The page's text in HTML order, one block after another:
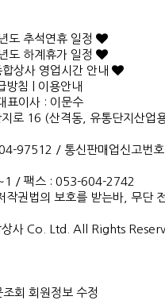
도 추석연휴 일정
도 하계휴가 일정
상사 영업시간 안내
방침
이용안내
표이사 : 이문수
로 16 (산격동, 유통단지산업
97512 / 통신판매업신고번
/ 팩스 : 053-604-2742
작권법의 보호를 받는바, 무단
사 Co. Ltd. All Rights
회 회원정보 수정